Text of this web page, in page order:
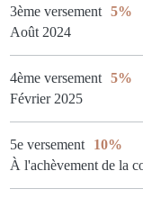
3ème versement
5%
Août 2024
4ème versement
5%
Février 2025
5e versement
10%
À l'achèvement de la